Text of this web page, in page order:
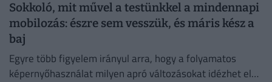
Sokkoló, mit művel a testünkkel a mindennapi
mobilozás: észre sem vesszük, és máris kész a
baj
Egyre több figyelem irányul arra, hogy a folyamatos
képernyőhasználat milyen apró változásokat idézhet elő